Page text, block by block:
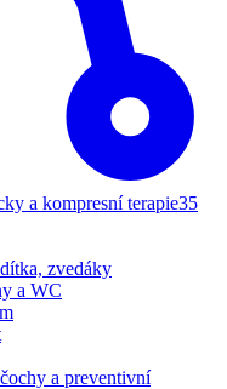
a kompresní terapie35
zvedáky
a WC
a preventivní